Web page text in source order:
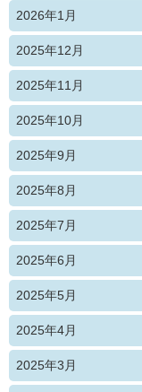
2026年1月
2025年12月
2025年11月
2025年10月
2025年9月
2025年8月
2025年7月
2025年6月
2025年5月
2025年4月
2025年3月